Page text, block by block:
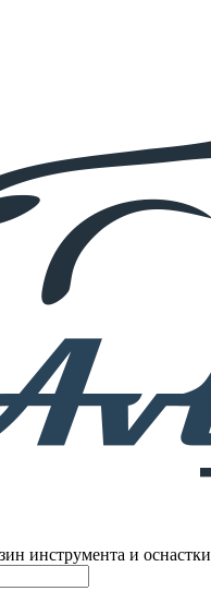
инструмента и оснастки